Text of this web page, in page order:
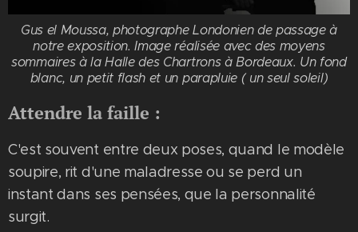
Gus el Moussa, photographe Londonien de passage à
notre exposition. Image réalisée avec des moyens
sommaires à la Halle des Chartrons à Bordeaux. Un fond
blanc, un petit flash et un parapluie ( un seul soleil)
Attendre la faille :
C'est souvent entre deux poses, quand le modèle
soupire, rit d'une maladresse ou se perd un
instant dans ses pensées, que la personnalité
surgit.